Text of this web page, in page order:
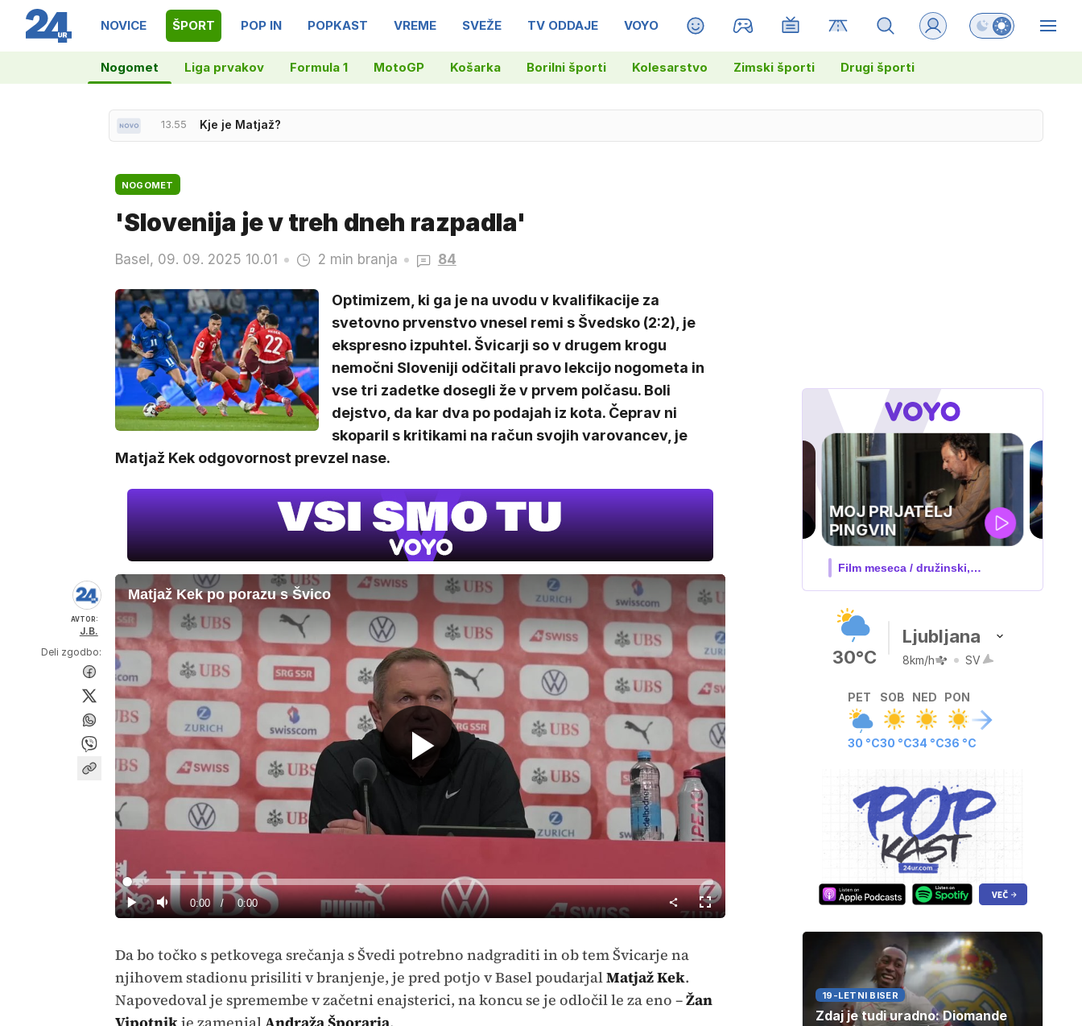
NOVICE ŠPORT POP IN POPKAST VREME SVEŽE TV ODDAJE VOYO MAGAZIN Preklopi barvni
Nogomet Liga prvakov Formula 1 MotoGP Košarka Borilni športi Kolesarstvo Zimski športi Drugi športi
13.55 Kje je Matjaž?
NOGOMET
'Slovenija je v treh dneh razpadla'
Basel, 09. 09. 2025 10.01 2 min branja 84
Optimizem, ki ga je na uvodu v kvalifikacije za
svetovno prvenstvo vnesel remi s Švedsko (2:2), je
ekspresno izpuhtel. Švicarji so v drugem krogu
nemočni Sloveniji odčitali pravo lekcijo nogometa in
vse tri zadetke dosegli že v prvem polčasu. Boli
dejstvo, da kar dva po podajah iz kota. Čeprav ni
skoparil s kritikami na račun svojih varovancev, je
Matjaž Kek odgovornost prevzel nase.
AVTOR:
J.B.
Deli zgodbo:
Matjaž Kek po porazu s Švico
Predvajaj
Predvajaj
Tiho Current
0:00 / Duration
0:00
Loaded:
0%
Celozaslonski
način
Da bo točko s petkovega srečanja s Švedi potrebno nadgraditi in ob tem Švicarje na
njihovem stadionu prisiliti v branjenje, je pred potjo v Basel poudarjalMatjaž Kek.
Napovedoval je spremembe v začetni enajsterici, na koncu se je odločil le za eno –Žan
UEFA
SUPERPOKAL
V živo na VOYO: sreda ob 20.30
30°C
Ljubljana
8km/h SV
PET
30 °C
SOB
30 °C
NED
34 °C
PON
36 °C
19-LETNI BISER
Zdaj je tudi uradno: Diomande